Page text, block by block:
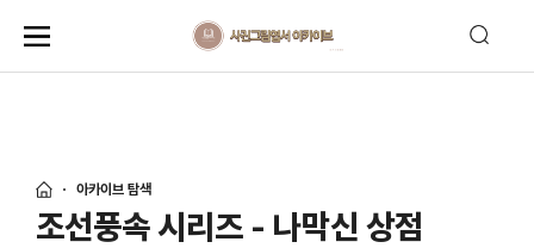
아카이브 탐색
조선풍속 시리즈 - 나막신 상점